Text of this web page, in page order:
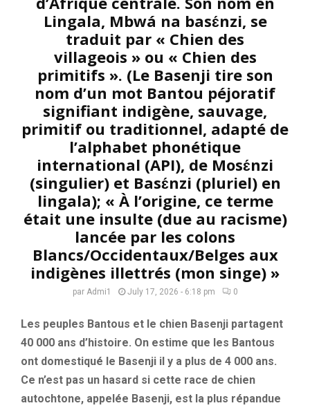
Lingala, Mbwá na basɛ́nzi, se
traduit par « Chien des
villageois » ou « Chien des
primitifs ». (Le Basenji tire son
nom d’un mot Bantou péjoratif
signifiant indigène, sauvage,
primitif ou traditionnel, adapté de
l’alphabet phonétique
international (API), de Mosɛ́nzi
(singulier) et Basɛ́nzi (pluriel) en
lingala); « À l’origine, ce terme
était une insulte (due au racisme)
lancée par les colons
Blancs/Occidentaux/Belges aux
indigènes illettrés (mon singe) »
par Admi1 July 17, 2026 - 6:18 pm 0
Les peuples Bantous et le chien Basenji partagent
40 000 ans d’histoire. On estime que les Bantous
ont domestiqué le Basenji il y a plus de 4 000 ans.
Ce n’est pas un hasard si cette race de chien
autochtone, appelée Basenji, est la plus répandue